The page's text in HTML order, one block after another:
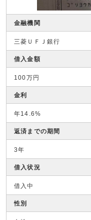
金融機関
三菱ＵＦＪ銀行
借入金額
100万円
金利
年14.6%
返済までの期間
3年
借入状況
借入中
性別